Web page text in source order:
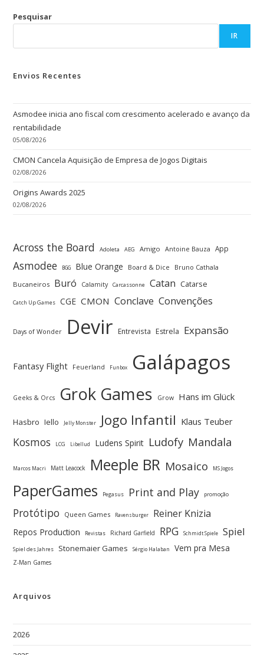
Pesquisar
IR
Envios Recentes
Asmodee inicia ano fiscal com crescimento acelerado e avanço da
rentabilidade
05/08/2026
CMON Cancela Aquisição de Empresa de Jogos Digitais
02/08/2026
Origins Awards 2025
02/08/2026
Across the Board Adoleta AEG Amigo Antoine Bauza App
Asmodee BGG Blue Orange Board & Dice
Bruno Cathala
Bucaneiros Buró Calamity Carcassonne Catan Catarse
Catch Up Games CGE CMON Conclave Convenções
Days of Wonder Devir Entrevista Estrela Expansão
Fantasy Flight Feuerland Funbox Galápagos
Geeks & Orcs Grok Games Grow Hans im Glück
Hasbro Iello Jelly Monster Jogo Infantil Klaus Teuber
Kosmos LCG Libellud Ludens Spirit Ludofy Mandala
Marcos Macri Matt Leacock Meeple BR Mosaico MS Jogos
PaperGames Pegasus Print and Play promoção
Protótipo Queen Games Ravensburger Reiner Knizia
Repos Production Revistas Richard Garfield RPG Schmidt Spiele Spiel
Spiel des Jahres Stonemaier Games Sérgio Halaban Vem pra Mesa
Z-Man Games
Arquivos
2026